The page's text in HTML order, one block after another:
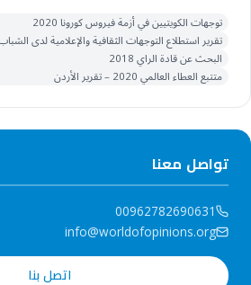
توجهات الكويتيين في أزمة فيروس كورونا 2020
تقرير استطلاع التوجهات الثقافية والإعلامية لدى الشباب
البحث عن قادة الراي 2018
متتبع العطاء العالمي 2020 – تقرير الأردن
تواصل معنا
00962782690631
info@worldofopinions.org
اتصل بنا